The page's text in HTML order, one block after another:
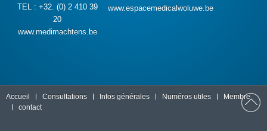
TEL : +32. (0) 2 410 39
20
www.medimachtens.be
www.espacemedicalwoluwe.be
Accueil Consultations Infos générales Numéros utiles
Membre
contact